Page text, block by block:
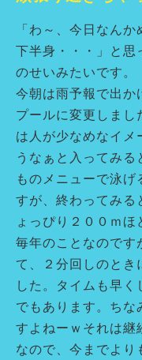
「わ～、今日なん
下半身・・・」と思
のせいみたいです。
今朝は雨予報で出か
プールに変更しまし
は人が少なめなイメ
うなぁと入ってみ
ものメニューで泳
すが、終わってみる
ょっぴり２００ｍほ
毎年のことなのです
て、２分回しのとき
した。タイムも早
でもあります。ちな
すよねーｗそれは継
なので、今までより